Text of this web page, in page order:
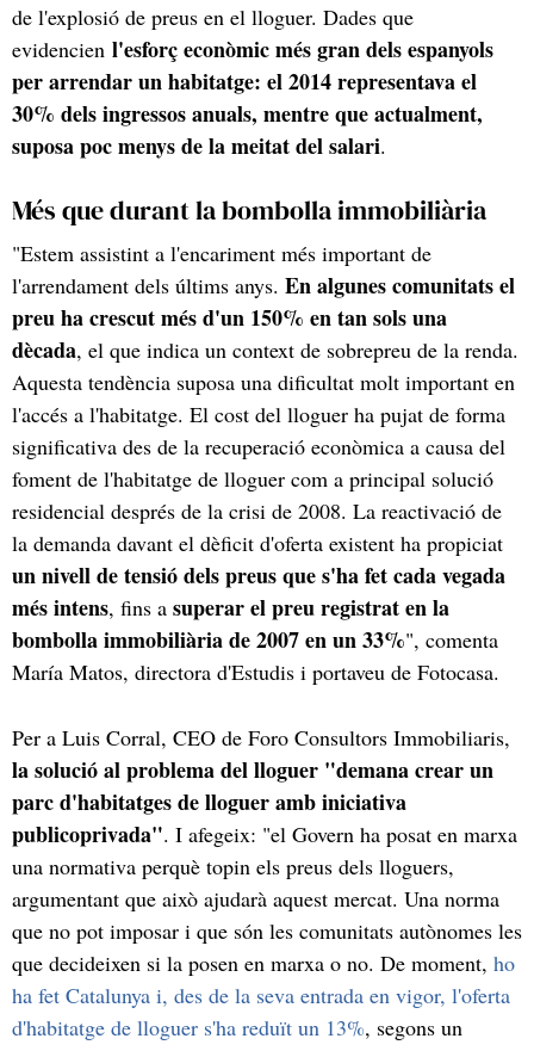
de l'explosió de preus en el lloguer. Dades que
evidencien l'esforç econòmic més gran dels espanyols
per arrendar un habitatge: el 2014 representava el
30% dels ingressos anuals, mentre que actualment,
suposa poc menys de la meitat del salari.
Més que durant la bombolla immobiliària
"Estem assistint a l'encariment més important de
l'arrendament dels últims anys. En algunes comunitats el
preu ha crescut més d'un 150% en tan sols una
dècada, el que indica un context de sobrepreu de la renda.
Aquesta tendència suposa una dificultat molt important en
l'accés a l'habitatge. El cost del lloguer ha pujat de forma
significativa des de la recuperació econòmica a causa del
foment de l'habitatge de lloguer com a principal solució
residencial després de la crisi de 2008. La reactivació de
la demanda davant el dèficit d'oferta existent ha propiciat
un nivell de tensió dels preus que s'ha fet cada vegada
més intens, fins a superar el preu registrat en la
bombolla immobiliària de 2007 en un 33%", comenta
María Matos, directora d'Estudis i portaveu de Fotocasa.
Per a Luis Corral, CEO de Foro Consultors Immobiliaris,
la solució al problema del lloguer "demana crear un
parc d'habitatges de lloguer amb iniciativa
publicoprivada". I afegeix: "el Govern ha posat en marxa
una normativa perquè topin els preus dels lloguers,
argumentant que això ajudarà aquest mercat. Una norma
que no pot imposar i que són les comunitats autònomes les
que decideixen si la posen en marxa o no. De moment, ho
ha fet Catalunya i, des de la seva entrada en vigor, l'oferta
d'habitatge de lloguer s'ha reduït un 13%, segons un